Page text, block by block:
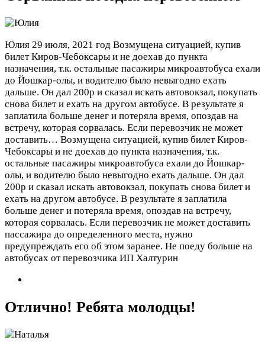
Юлия 29 июля, 2021 год Возмущена ситуацией, купив
билет Киров-Чебоксары и не доехав до пункта
назначения, т.к. остальные пасажиры микроавтобуса ехали
до Йошкар-олы, и водителю было невыгодно ехать
дальше. Он дал 200р и сказал искать автовокзал, покупать
снова билет и ехать на другом автобусе. В результате я
заплатила больше денег и потеряла время, опоздав на
встречу, которая сорвалась. Если перевозчик не может
доставить… Возмущена ситуацией, купив билет Киров-
Чебоксары и не доехав до пункта назначения, т.к.
остальные пасажиры микроавтобуса ехали до Йошкар-
олы, и водителю было невыгодно ехать дальше. Он дал
200р и сказал искать автовокзал, покупать снова билет и
ехать на другом автобусе. В результате я заплатила
больше денег и потеряла время, опоздав на встречу,
которая сорвалась. Если перевозчик не может доставить
пассажира до определенного места, нужно
предупреждать его об этом заранее. Не поеду больше на
автобусах от перевозчика ИП Халтурин
Отлично! Ребята молодцы!